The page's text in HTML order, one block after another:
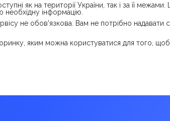
як на території України, так і за її
необхідну інформацію.
не обов'язкова. Вам не потрібно надавати
яким можна користуватися для того, щоб